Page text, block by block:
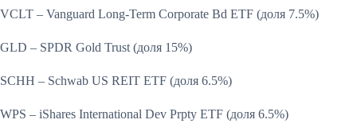
VCLT – Vanguard Long-Term Corporate Bd ETF (доля 7.5%)
GLD – SPDR Gold Trust (доля 15%)
SCHH – Schwab US REIT ETF (доля 6.5%)
WPS – iShares International Dev Prpty ETF (доля 6.5%)